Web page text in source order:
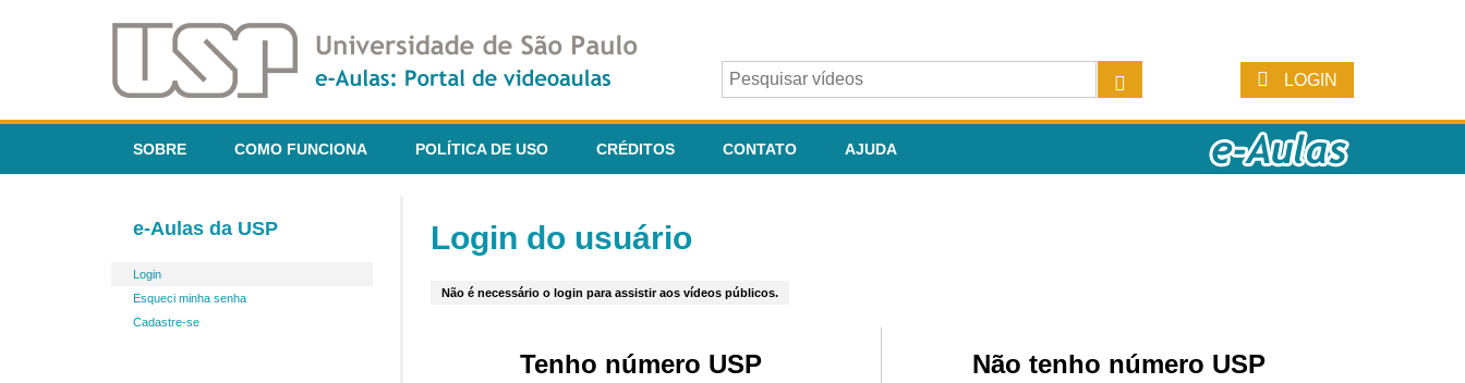
LOGIN
SOBRE COMO FUNCIONA POLÍTICA DE USO CRÉDITOS CONTATO AJUDA
e-Aulas da USP
Login
Esqueci minha senha
Cadastre-se
Login do usuário
Não é necessário o login para assistir aos vídeos públicos.
Tenho número USP Não tenho número USP